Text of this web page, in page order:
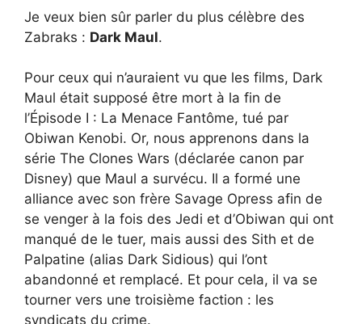
Je veux bien sûr parler du plus célèbre des
Zabraks : Dark Maul.
Pour ceux qui n’auraient vu que les films, Dark
Maul était supposé être mort à la fin de
l’Épisode I : La Menace Fantôme, tué par
Obiwan Kenobi. Or, nous apprenons dans la
série The Clones Wars (déclarée canon par
Disney) que Maul a survécu. Il a formé une
alliance avec son frère Savage Opress afin de
se venger à la fois des Jedi et d’Obiwan qui ont
manqué de le tuer, mais aussi des Sith et de
Palpatine (alias Dark Sidious) qui l’ont
abandonné et remplacé. Et pour cela, il va se
tourner vers une troisième faction : les
syndicats du crime.